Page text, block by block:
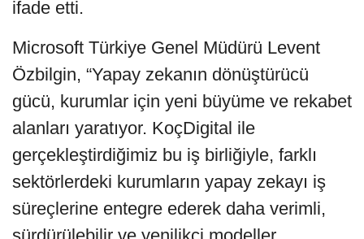
ifade etti.
Microsoft Türkiye Genel Müdürü Levent
Özbilgin, “Yapay zekanın dönüştürücü
gücü, kurumlar için yeni büyüme ve rekabet
alanları yaratıyor. KoçDigital ile
gerçekleştirdiğimiz bu iş birliğiyle, farklı
sektörlerdeki kurumların yapay zekayı iş
süreçlerine entegre ederek daha verimli,